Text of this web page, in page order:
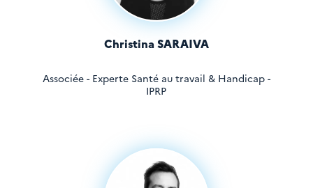
Christina SARAIVA
Associée - Experte Santé au travail & Handicap -
IPRP